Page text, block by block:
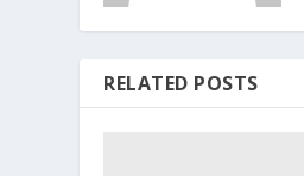
RELATED POSTS